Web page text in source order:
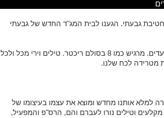
גבעתי. הגענו לבית המג"ד החדש של גבעתי
בחוץ קרבות עזים והקירות רועדים. מרגיש כמו 8 בסולם ריכטר. טילים וירי מכל ולכל
מטרידה לכח שלנו.
למלא אותנו מחדש ומוצא את עצמו בעיצומו של
מקלעים וטילים נורו לעברם והם, הרס"פ והמפעיל,